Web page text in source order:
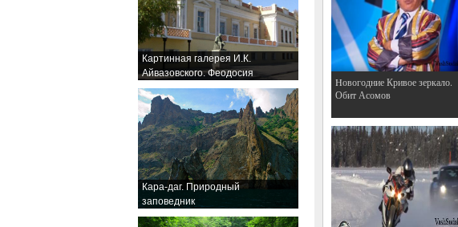
Картинная галерея И.К.
Айвазовского. Феодосия
Кара-даг. Природный
заповедник
Hовогодние Кривое зеркало.
Обит Асомов